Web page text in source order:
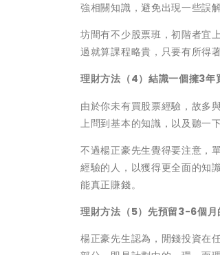
強相關知識，避免出現一些誤解
坊間有不少股票班，初階者宜
過就算課程略貴，只要有所得
理財方法（4）結識一個擁3年
由於你未有買股票經驗，故多
上問到基本的知識，以及聽一
不過楊正豪先生覺得要注意，
經驗的人，以獲得更全面的知
能真正賺錢。
理財方法（5）先預留3-6個月
楊正豪先生認為，閒錢投資在